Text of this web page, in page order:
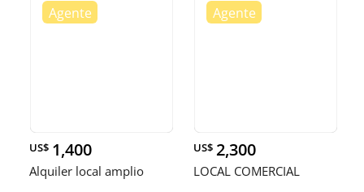
US$ 1,400
Alquiler local amplio
US$ 2,300
LOCAL COMERCIAL